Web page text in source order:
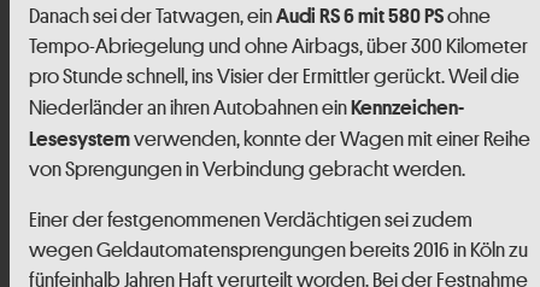
Danach sei der Tatwagen, einAudi RS 6 mit 580 PSohne
Tempo-Abriegelung und ohne Airbags, über 300 Kilometer
pro Stunde schnell, ins Visier der Ermittler gerückt. Weil die
Niederländer an ihren Autobahnen einKennzeichen-
Lesesystemverwenden, konnte der Wagen mit einer Reihe
von Sprengungen in Verbindung gebracht werden.
Einer der festgenommenen Verdächtigen sei zudem
wegen Geldautomatensprengungen bereits 2016 in Köln zu
fünfeinhalb Jahren Haft verurteilt worden. Bei der Festnahme